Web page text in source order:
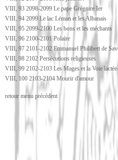
VIII, 93 2098-2099 Le pape Grégoire Ier
VIII, 94 2099 Le lac Léman et les Albanais
VIII, 95 2099-2100 Les bons et les méchants
VIII, 96 2100-2101 Polaire
VIII, 97 2101-2102 Emmanuel Philibert de
VIII, 98 2102 Persécutions religieuses
VIII, 99 2102-2103 Les Mages et la Voie lactée
VIII, 100 2103-2104 Mourir d'amour
retour menu précédent